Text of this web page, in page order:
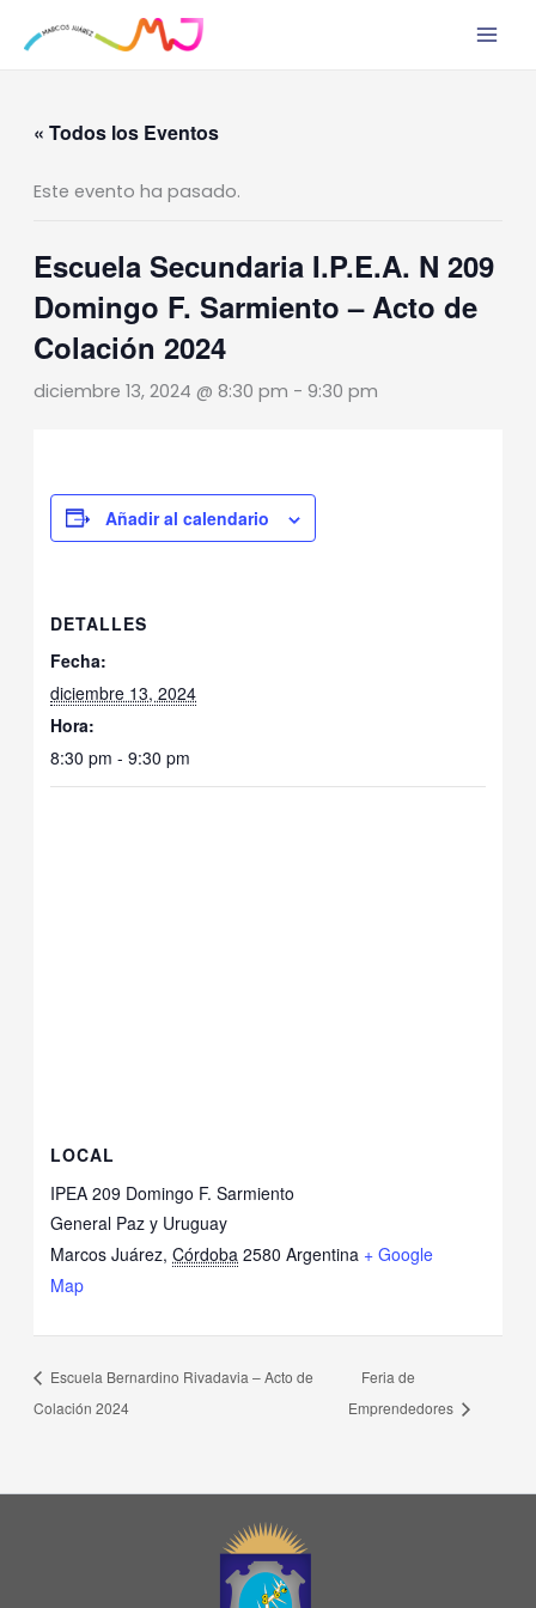
« Todos los Eventos
Este evento ha pasado.
Escuela Secundaria I.P.E.A. N 209
Domingo F. Sarmiento – Acto de
Colación 2024
diciembre 13, 2024 @ 8:30 pm - 9:30 pm
Añadir al calendario
DETALLES
Fecha:
diciembre 13, 2024
Hora:
8:30 pm - 9:30 pm
LOCAL
IPEA 209 Domingo F. Sarmiento
General Paz y Uruguay
Marcos Juárez, Córdoba 2580 Argentina + Google
Map
Escuela Bernardino Rivadavia – Acto de
Colación 2024
Feria de
Emprendedores